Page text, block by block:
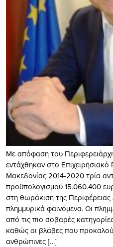
Με απόφαση του
εντάχθηκαν στο
Μακεδονίας 2014-2020 τρία
προϋπολογισμού 15.060.400
στη θωράκιση της
πλημμυρικά φαινόμενα. Οι
από τις πιο σοβαρές
καθώς οι βλάβες που
ανθρώπινες […]